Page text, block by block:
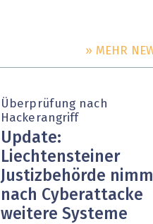
» MEHR
Überprüfung nach
Hackerangriff
Update:
Liechtensteiner
Justizbehörde
nach Cyberattacke
weitere Systeme